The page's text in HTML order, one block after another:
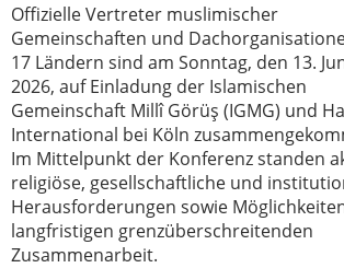
Offizielle Vertreter muslimischer
Gemeinschaften und
17 Ländern sind am Sonntag, den 13.
2026, auf Einladung der Islamischen
Gemeinschaft Millî Görüş (IGMG) und
International bei Köln
Im Mittelpunkt der Konferenz standen
religiöse, gesellschaftliche und
Herausforderungen sowie
langfristigen grenzüberschreitenden
Zusammenarbeit.